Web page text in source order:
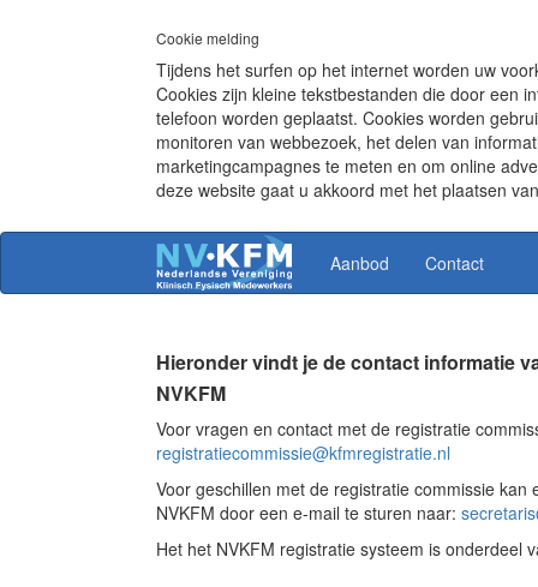
Cookie melding
Tijdens het surfen op het internet worden uw
Cookies zijn kleine tekstbestanden die door een
telefoon worden geplaatst. Cookies worden
monitoren van webbezoek, het delen van
marketingcampagnes te meten en om online
deze website gaat u akkoord met het plaatsen
Aanbod Contact
Hieronder vindt je de contact informatie
NVKFM
Voor vragen en contact met de registratie
registratiecommissie@kfmregistratie.nl
Voor geschillen met de registratie commissie
NVKFM door een e-mail te sturen naar:
Het het NVKFM registratie systeem is onderdeel